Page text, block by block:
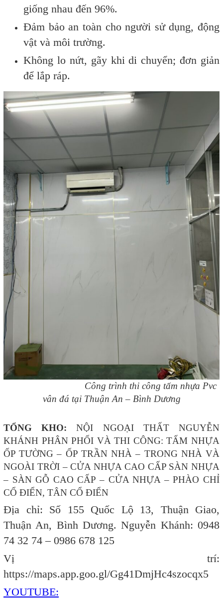
giống nhau đến 96%.
Đảm bảo an toàn cho người sử dụng, động
vật và môi trường.
Không lo nứt, gãy khi di chuyển; đơn giản
để lắp ráp.
Công trình thi công tấm nhựa Pvc
vân đá tại Thuận An – Bình Dương
TỔNG KHO: NỘI NGOẠI THẤT NGUYỄN
KHÁNH PHÂN PHỐI VÀ THI CÔNG: TẤM NHỰA
ỐP TƯỜNG – ỐP TRẦN NHÀ – TRONG NHÀ VÀ
NGOÀI TRỜI – CỬA NHỰA CAO CẤP SÀN NHỰA
– SÀN GỖ CAO CẤP – CỬA NHỰA – PHÀO CHỈ
CỔ ĐIỂN, TÂN CỔ ĐIỂN
Địa chỉ: Số 155 Quốc Lộ 13, Thuận Giao,
Thuận An, Bình Dương. Nguyễn Khánh: 0948
74 32 74 – 0986 678 125
Vị trí:
https://maps.app.goo.gl/Gg41DmjHc4szocqx5
YOUTUBE: